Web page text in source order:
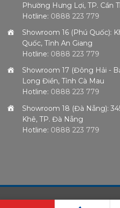
Phường Hưng Lợi, TP. Cần
Hotline: 0888 223 779
Showroom 16 (Phú Quốc):
Quốc, Tỉnh An Giang
Hotline: 0888 223 779
Showroom 17 (Đông Hải -
Long Điền, Tỉnh Cà Mau
Hotline: 0888 223 779
Showroom 18 (Đà Nẵng):
Khê, TP. Đà Nẵng
Hotline: 0888 223 779